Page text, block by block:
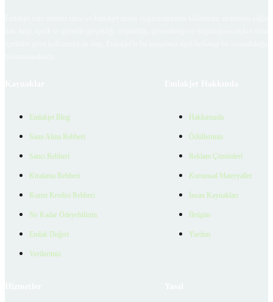
Emlakjet Blog
Satın Alma Rehberi
Satıcı Rehberi
Kiralama Rehberi
Konut Kredisi Rehberi
Ne Kadar Ödeyebilirim
Emlak Değeri
Verilerimiz
Hakkımızda
Ödüllerimiz
Reklam Çözümleri
Kurumsal Materyaller
İnsan Kaynakları
İletişim
Yardım